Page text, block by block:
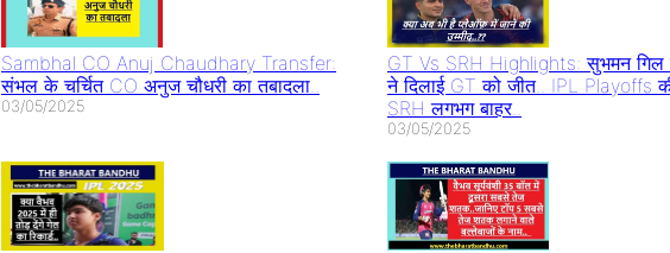
Sambhal CO Anuj Chaudhary Transfer:
संभल के चर्चित CO अनुज चौधरी का तबादला..
03/05/2025
GT Vs SRH Highlights: सुभमन गिल
ने दिलाई GT को जीत.. IPL Playoffs
SRH लगभग बाहर..
03/05/2025